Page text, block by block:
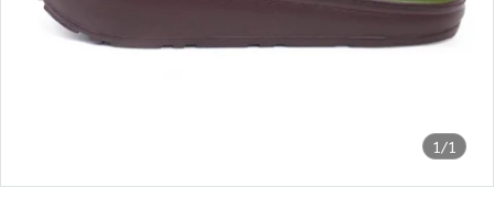
1/1